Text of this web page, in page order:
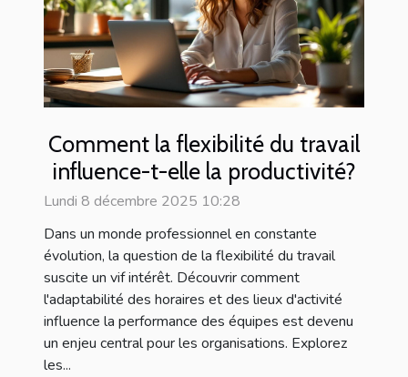
Comment la flexibilité du travail
influence-t-elle la productivité?
Lundi 8 décembre 2025 10:28
Dans un monde professionnel en constante
évolution, la question de la flexibilité du travail
suscite un vif intérêt. Découvrir comment
l'adaptabilité des horaires et des lieux d'activité
influence la performance des équipes est devenu
un enjeu central pour les organisations. Explorez
les...